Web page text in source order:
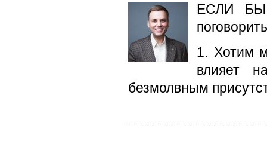
ЕСЛИ
1. Хотим
влияет
безмолвным